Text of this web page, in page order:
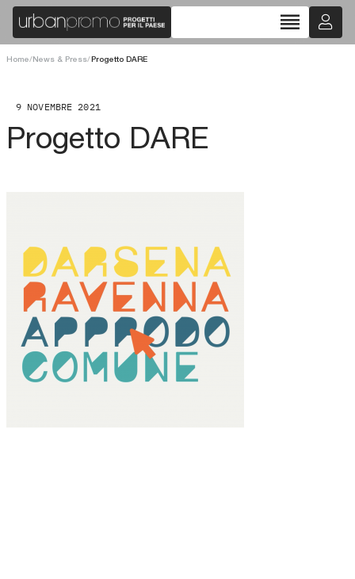
reorder
Home/News & Press/Progetto DARE
9 NOVEMBRE 2021
Progetto DARE